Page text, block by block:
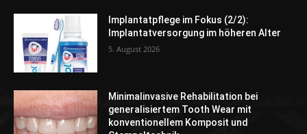
Implantatpflege im Fokus (2/2):
Implantatversorgung im höheren Alter
5. August 2026
Minimalinvasive Rehabilitation bei
generalisiertem Tooth Wear mit
konventionellem Komposit und